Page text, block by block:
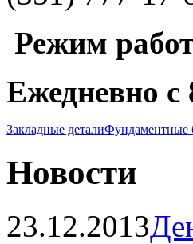
Режим
Ежедневно с
Закладные деталиФундаментные
Новости
23.12.2013